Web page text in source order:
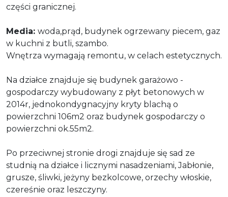
części granicznej.
Media: woda,prąd, budynek ogrzewany piecem, gaz
w kuchni z butli, szambo.
Wnętrza wymagają remontu, w celach estetycznych.
Na działce znajduje się budynek garażowo -
gospodarczy wybudowany z płyt betonowych w
2014r, jednokondygnacyjny kryty blachą o
powierzchni 106m2 oraz budynek gospodarczy o
powierzchni ok.55m2.
Po przeciwnej stronie drogi znajduje się sad ze
studnią na działce i licznymi nasadzeniami, Jabłonie,
grusze, śliwki, jeżyny bezkolcowe, orzechy włoskie,
czereśnie oraz leszczyny.